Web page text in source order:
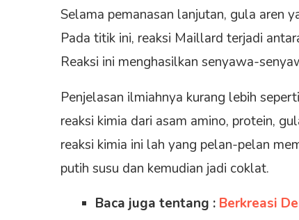
Selama pemanasan lanjutan, gula aren
Pada titik ini, reaksi Maillard terjadi
Reaksi ini menghasilkan senyawa-
Penjelasan ilmiahnya kurang lebih
reaksi kimia dari asam amino, protein,
reaksi kimia ini lah yang pelan-pelan
putih susu dan kemudian jadi coklat.
Baca juga tentang : Berkreasi